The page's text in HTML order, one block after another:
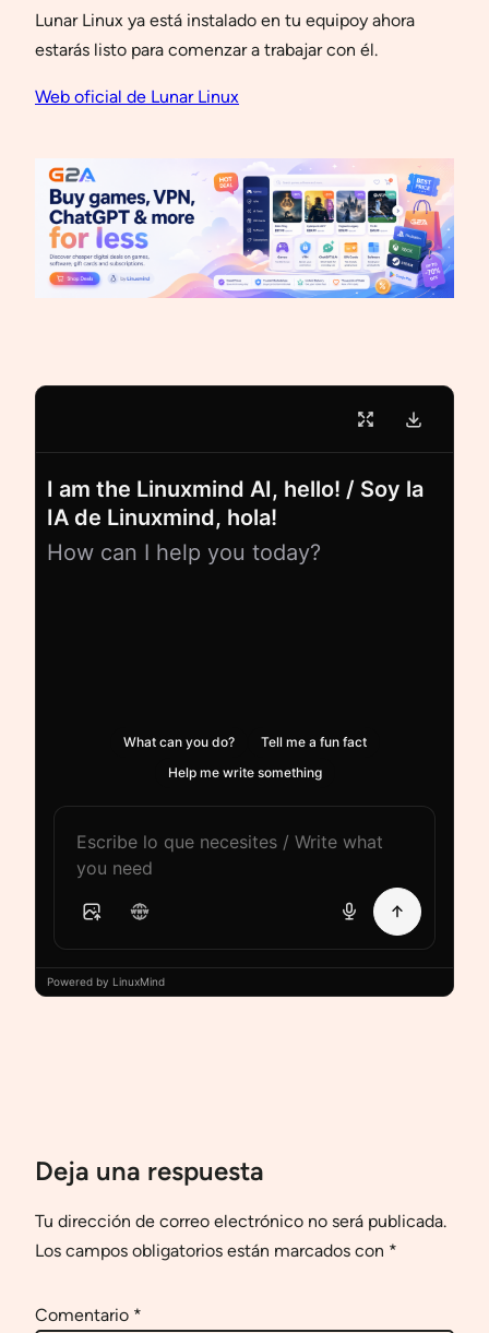
Lunar Linux ya está instalado en tu equipoy ahora
estarás listo para comenzar a trabajar con él.
Web oficial de Lunar Linux
I am the Linuxmind AI, hello! / Soy la
IA de Linuxmind, hola!
How can I help you today?
What can you do?
Tell me a fun fact
Help me write something
Powered by LinuxMind
Deja una respuesta
Tu dirección de correo electrónico no será publicada.
Los campos obligatorios están marcados con *
Comentario *